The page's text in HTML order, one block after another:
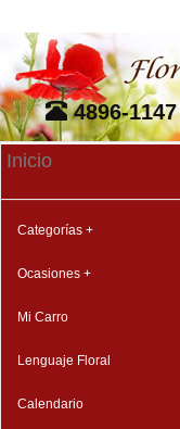
4896-1147
Inicio
Categorías +
Ocasiones +
Mi Carro
Lenguaje Floral
Calendario